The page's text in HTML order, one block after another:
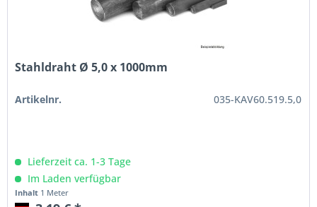
Stahldraht Ø 5,0 x 1000mm
Artikelnr. 035-KAV60.519.5,0
Lieferzeit ca. 1-3 Tage
Im Laden verfügbar
Inhalt 1 Meter